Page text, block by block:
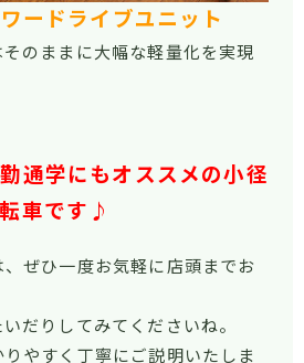
ードライブユニット
のままに大幅な軽量化を実現
通学にもオススメの小径
車です♪
ぜひ一度お気軽に店頭までお
だりしてみてくださいね。
やすく丁寧にご説明いたしま